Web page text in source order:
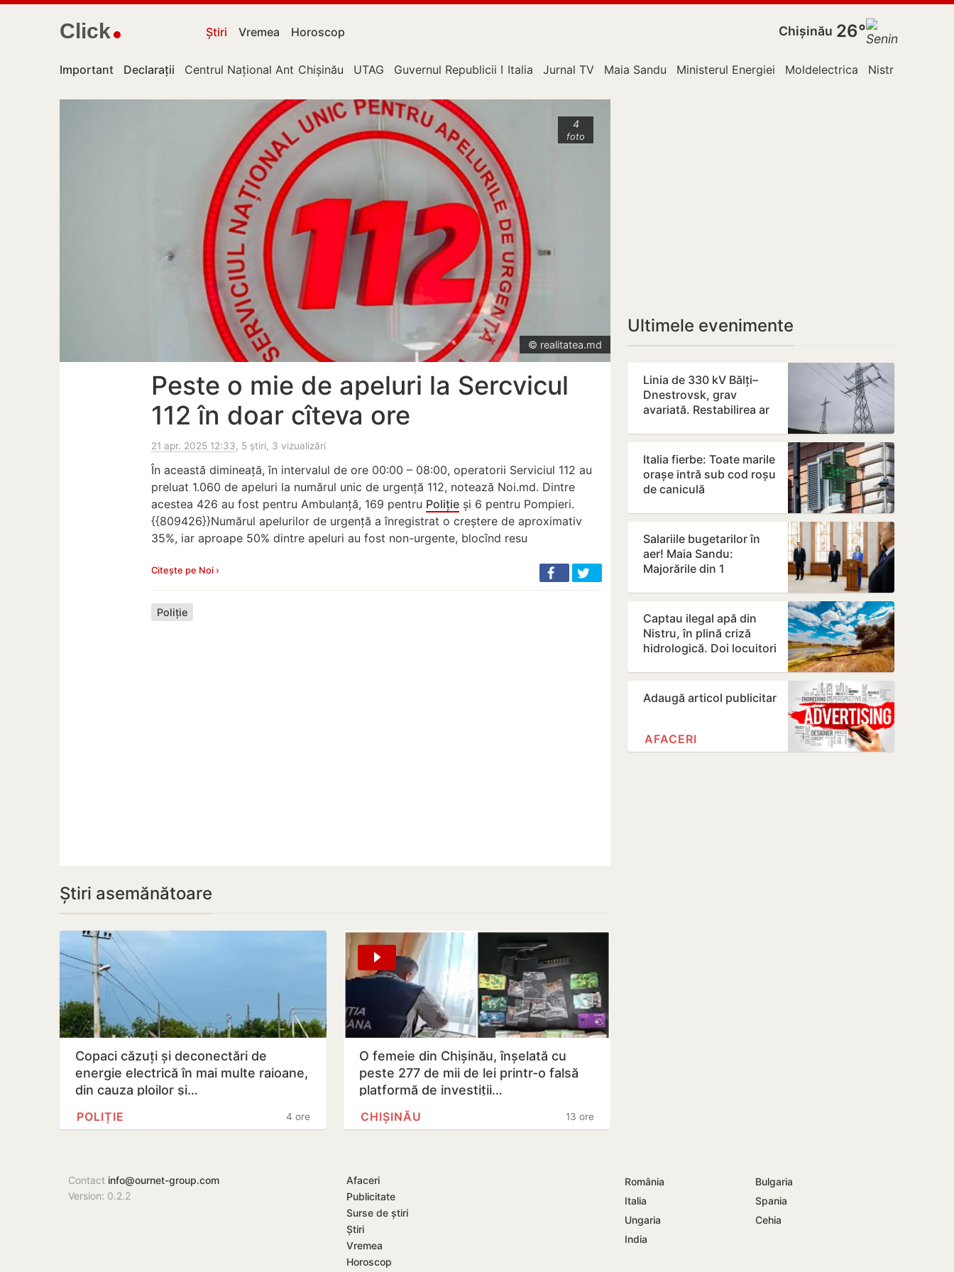
Click Știri Vremea Horoscop Chișinău 26°
Important Declarații Centrul Național Anticorupție
Chișinău UTAG Guvernul Republicii Moldova
Italia Jurnal TV Maia Sandu Ministerul Energiei Moldelectrica Nistru
4
foto
© realitatea.md
Peste o mie de apeluri la Sercvicul
112 în doar cîteva ore
21 apr. 2025 12:33, 5 știri, 3 vizualizări
În această dimineață, în intervalul de ore 00:00 – 08:00, operatorii Serviciul 112 au
preluat 1.060 de apeluri la numărul unic de urgență 112, notează Noi.md. Dintre
acestea 426 au fost pentru Ambulanță, 169 pentru Poliție și 6 pentru Pompieri.
{{809426}}Numărul apelurilor de urgență a înregistrat o creștere de aproximativ
35%, iar aproape 50% dintre apeluri au fost non-urgente, blocînd resu
Citește pe Noi ›
Poliție
Știri asemănătoare
Copaci căzuți și deconectări de
energie electrică în mai multe raioane,
din cauza ploilor și…
4 ore
POLIȚIE
O femeie din Chișinău, înșelată cu
peste 277 de mii de lei printr-o falsă
platformă de investiții…
13 ore
CHIȘINĂU
Ultimele evenimente
Linia de 330 kV Bălți–
Dnestrovsk, grav
avariată. Restabilirea ar
Italia fierbe: Toate marile
orașe intră sub cod roșu
de caniculă
Salariile bugetarilor în
aer! Maia Sandu:
Majorările din 1
amânate
Captau ilegal apă din
Nistru, în plină criză
hidrologică. Doi locuitori
Adaugă articol publicitar
AFACERI
Contact info@ournet-group.com
Version: 0.2.2
Afaceri
Publicitate
Surse de știri
Știri
Vremea
Horoscop
România
Bulgaria
Italia
Spania
Ungaria
Cehia
India